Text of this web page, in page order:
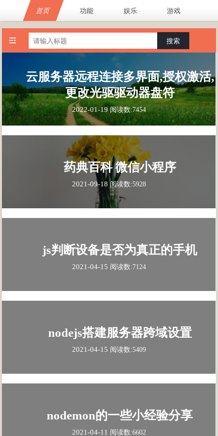
首页 功能 娱乐 游戏
搜索
云服务器远程连接多界面,授权激活,
更改光驱驱动器盘符
2022-01-19 阅读数:7454
药典百科 微信小程序
2021-09-18 阅读数:5928
js判断设备是否为真正的手机
2021-04-15 阅读数:7124
nodejs搭建服务器跨域设置
2021-04-15 阅读数:5409
nodemon的一些小经验分享
2021-04-11 阅读数:6602